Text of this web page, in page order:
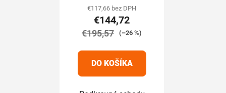
produktu
je
4,3
5
hviezdičiek.
€117,66 bez DPH
€144,72
€195,57 (–26 %)
DO KOŠÍKA